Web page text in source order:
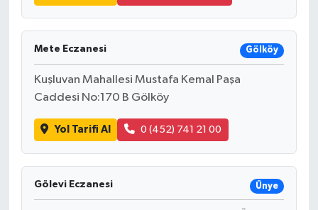
Mete Eczanesi Gölköy
Kuşluvan Mahallesi Mustafa Kemal Paşa
Caddesi No:170 B Gölköy
Yol Tarifi Al 0 (452) 741 21 00
Gölevi Eczanesi Ünye